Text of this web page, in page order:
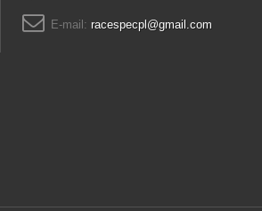
E-mail: racespecpl@gmail.com